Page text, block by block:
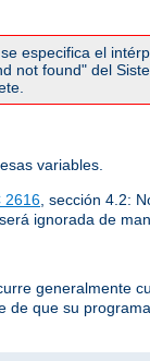
especifica el
not found" del
variables.
2616 , sección 4.2:
ignorada de
generalmente
que su